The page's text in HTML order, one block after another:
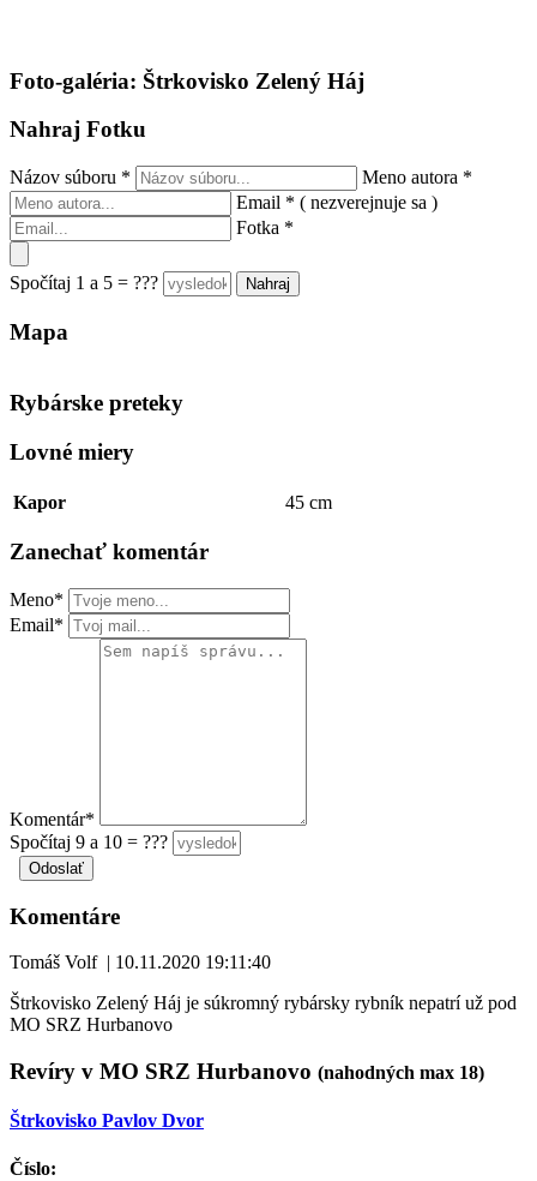
Foto-galéria: Štrkovisko Zelený Háj
Nahraj Fotku
Názov súboru * Meno autora *
Email * ( nezverejnuje sa )
Fotka *
Spočítaj 1 a 5 = ???
Mapa
Rybárske preteky
Lovné miery
Kapor 45 cm
Zanechať komentár
Meno*
Email*
Komentár*
Spočítaj 9 a 10 = ???
Komentáre
Tomáš Volf | 10.11.2020 19:11:40
Štrkovisko Zelený Háj je súkromný rybársky rybník nepatrí už pod
MO SRZ Hurbanovo
Revíry v MO SRZ Hurbanovo (nahodných max 18)
Štrkovisko Pavlov Dvor
Číslo: